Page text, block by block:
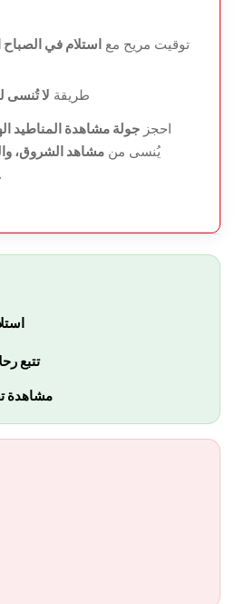
توقيت مريح مع استلام في الصباح
طريقة لا تُنسى
احجز جولة مشاهدة المناطيد
يُنسى من مشاهد الشروق،
.
·
تتبع
مشاهدة